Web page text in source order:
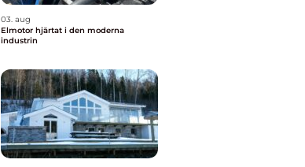
03. aug
Elmotor hjärtat i den moderna
industrin